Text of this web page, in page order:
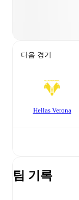
다음 경기
Hellas Verona
팀 기록